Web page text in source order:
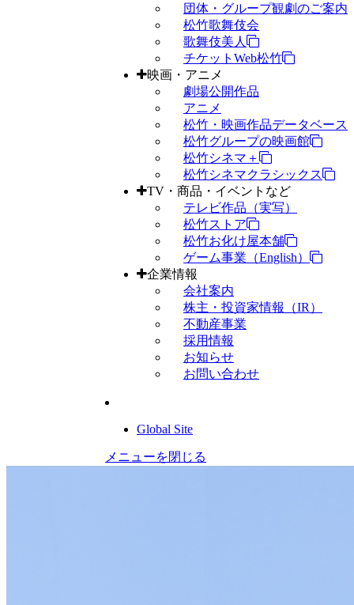
団体・グループ観劇のご案内
松竹歌舞伎会
歌舞伎美人
チケットWeb松竹
映画・アニメ
劇場公開作品
アニメ
松竹・映画作品データベース
松竹グループの映画館
松竹シネマ＋
松竹シネマクラシックス
TV・商品・イベントなど
テレビ作品（実写）
松竹ストア
松竹お化け屋本舗
ゲーム事業（English）
企業情報
会社案内
株主・投資家情報（IR）
不動産事業
採用情報
お知らせ
お問い合わせ
Global Site
メニューを閉じる